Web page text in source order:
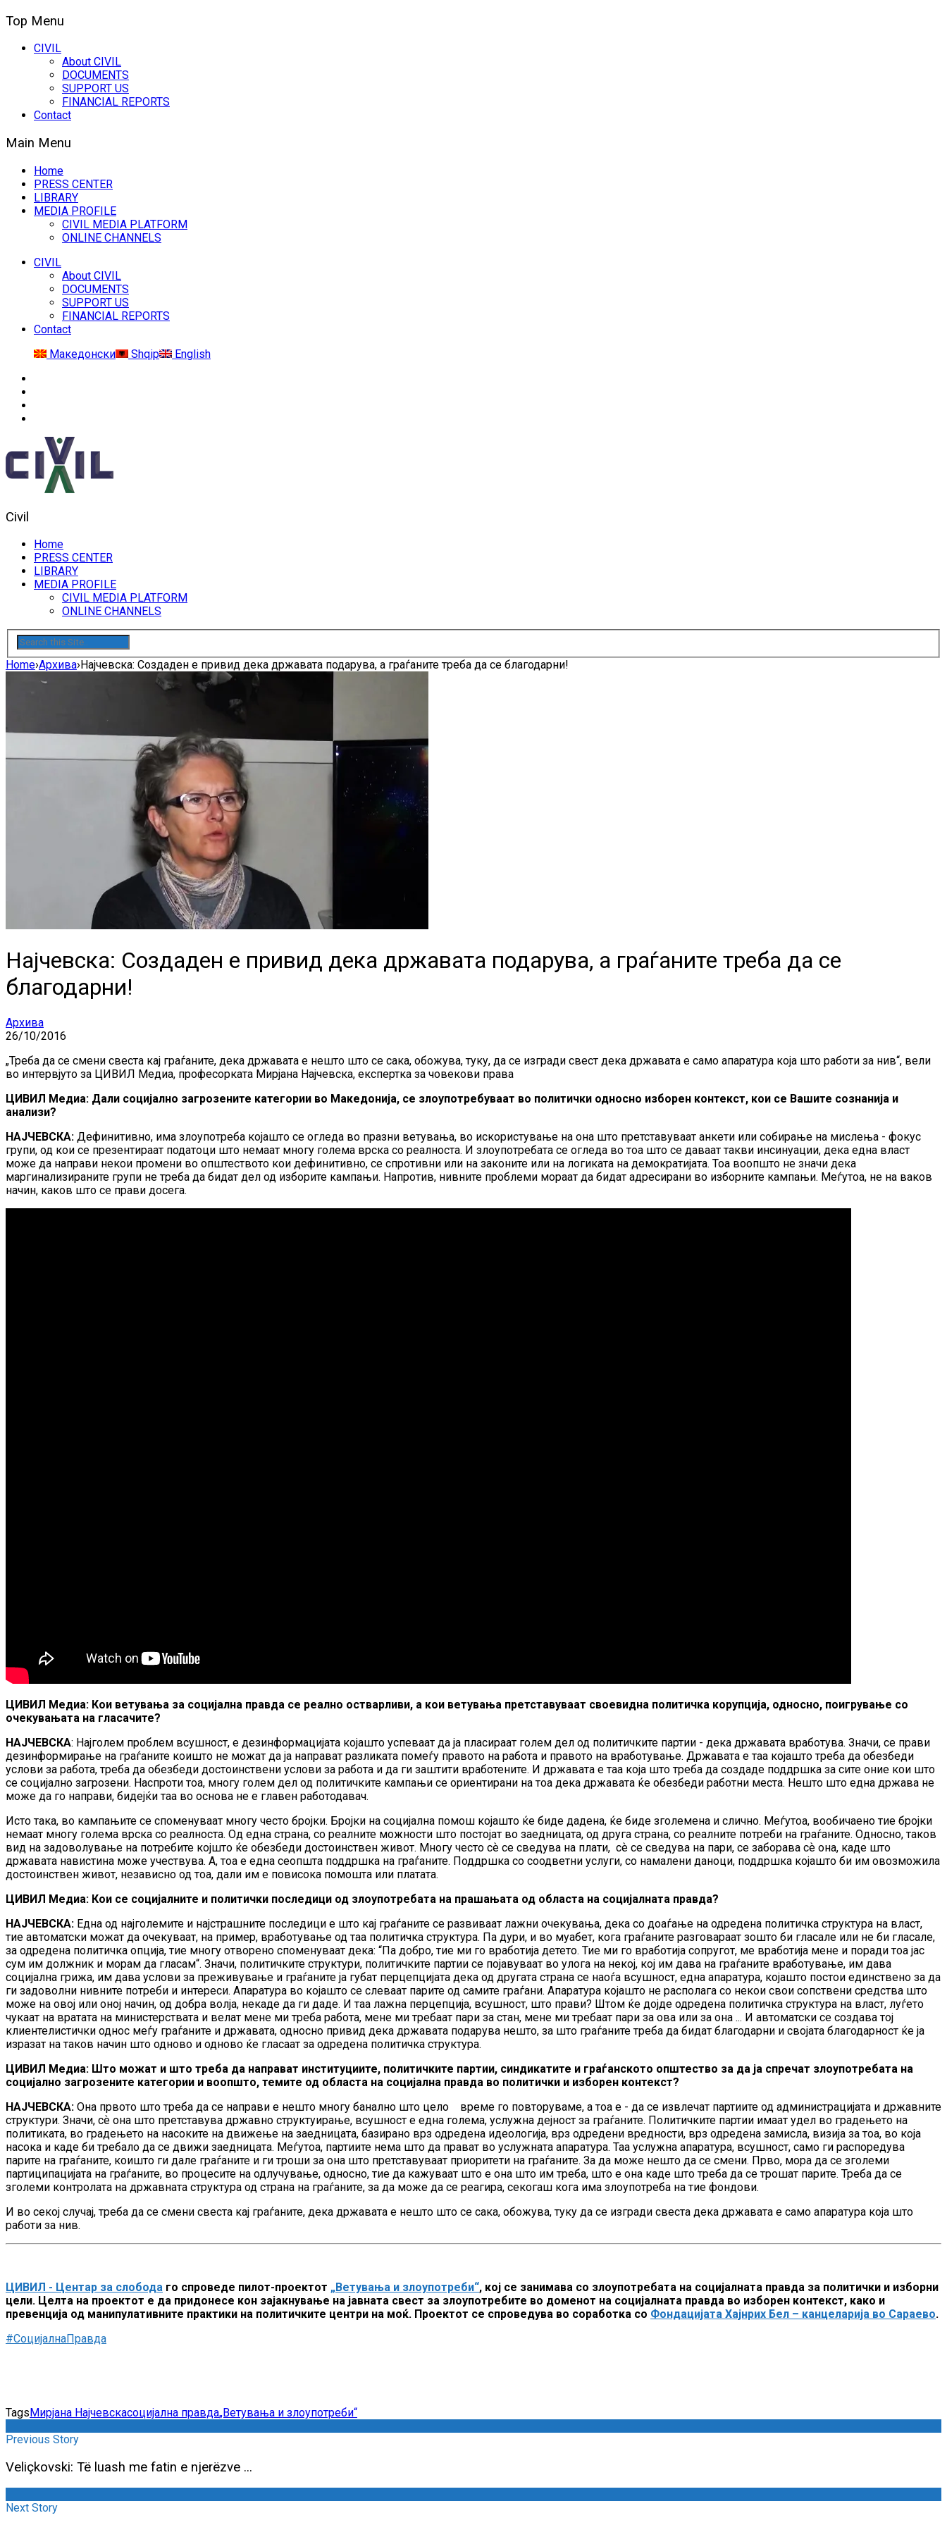
Top Menu
CIVIL
About CIVIL
DOCUMENTS
SUPPORT US
FINANCIAL REPORTS
Contact
Main Menu
Home
PRESS CENTER
LIBRARY
MEDIA PROFILE
CIVIL MEDIA PLATFORM
ONLINE CHANNELS
CIVIL
About CIVIL
DOCUMENTS
SUPPORT US
FINANCIAL REPORTS
Contact
Македонски
Shqip English
Civil
Home
PRESS CENTER
LIBRARY
MEDIA PROFILE
CIVIL MEDIA PLATFORM
ONLINE CHANNELS
Home›Архива›Најчевска: Создаден е привид дека државата подарува, а граѓаните треба да се благодарни!
Најчевска: Создаден е привид дека државата подарува, а граѓаните треба да се
благодарни!
Архива
26/10/2016
„Треба да се смени свеста кај граѓаните, дека државата е нешто што се сака, обожува, туку, да се изгради свест дека државата е само апаратура која што работи за нив“, вели
во интервјуто за ЦИВИЛ Медиа, професорката Мирјана Најчевска, експертка за човекови права
ЦИВИЛ Медиа: Дали социјално загрозените категории во Македонија, се злоупотребуваат во политички односно изборен контекст, кои се Вашите сознанија и
анализи?
НАЈЧЕВСКА: Дефинитивно, има злоупотреба којашто се огледа во празни ветувања, во искористување на она што претставуваат анкети или собирање на мислења - фокус
групи, од кои се презентираат податоци што немаат многу голема врска со реалноста. И злоупотребата се огледа во тоа што се даваат такви инсинуации, дека една власт
може да направи некои промени во општеството кои дефинитивно, се спротивни или на законите или на логиката на демократијата. Тоа воопшто не значи дека
маргинализираните групи не треба да бидат дел од изборите кампањи. Напротив, нивните проблеми мораат да бидат адресирани во изборните кампањи. Меѓутоа, не на ваков
начин, каков што се прави досега.
ЦИВИЛ Медиа: Кои ветувања за социјална правда се реално остварливи, а кои ветувања претставуваат своевидна политичка корупција, односно, поигрување со
очекувањата на гласачите?
НАЈЧЕВСКА: Најголем проблем всушност, е дезинформацијата којашто успеваат да ја пласираат голем дел од политичките партии - дека државата вработува. Значи, се прави
дезинформирање на граѓаните коишто не можат да ја направат разликата помеѓу правото на работа и правото на вработување. Државата е таа којашто треба да обезбеди
услови за работа, треба да обезбеди достоинствени услови за работа и да ги заштити вработените. И државата е таа која што треба да создаде поддршка за сите оние кои што
се социјално загрозени. Наспроти тоа, многу голем дел од политичките кампањи се ориентирани на тоа дека државата ќе обезбеди работни места. Нешто што една држава не
може да го направи, бидејќи таа во основа не е главен работодавач.
Исто така, во кампањите се споменуваат многу често бројки. Бројки на социјална помош којашто ќе биде дадена, ќе биде зголемена и слично. Меѓутоа, вообичаено тие бројки
немаат многу голема врска со реалноста. Од една страна, со реалните можности што постојат во заедницата, од друга страна, со реалните потреби на граѓаните. Односно, таков
вид на задоволување на потребите којшто ќе обезбеди достоинствен живот. Многу често сѐ се сведува на плати, сѐ се сведува на пари, се заборава сѐ она, каде што
државата навистина може учествува. А, тоа е една сеопшта поддршка на граѓаните. Поддршка со соодветни услуги, со намалени даноци, поддршка којашто би им овозможила
достоинствен живот, независно од тоа, дали им е повисока помошта или платата.
ЦИВИЛ Медиа: Кои се социјалните и политички последици од злоупотребата на прашањата од областа на социјалната правда?
НАЈЧЕВСКА: Една од најголемите и најстрашните последици е што кај граѓаните се развиваат лажни очекувања, дека со доаѓање на одредена политичка структура на власт,
тие автоматски можат да очекуваат, на пример, вработување од таа политичка структура. Па дури, и во муабет, кога граѓаните разговараат зошто би гласале или не би гласале,
за одредена политичка опција, тие многу отворено споменуваат дека: “Па добро, тие ми го вработија детето. Тие ми го вработија сопругот, ме вработија мене и поради тоа јас
сум им должник и морам да гласам“. Значи, политичките структури, политичките партии се појавуваат во улога на некој, кој им дава на граѓаните вработување, им дава
социјална грижа, им дава услови за преживување и граѓаните ја губат перцепцијата дека од другата страна се наоѓа всушност, една апаратура, којашто постои единствено за да
ги задоволни нивните потреби и интереси. Апаратура во којашто се слеваат парите од самите граѓани. Апаратура којашто не располага со некои свои сопствени средства што
може на овој или оној начин, од добра волја, некаде да ги даде. И таа лажна перцепција, всушност, што прави? Штом ќе дојде одредена политичка структура на власт, луѓето
чукаат на вратата на министерствата и велат мене ми треба работа, мене ми требаат пари за стан, мене ми требаат пари за ова или за она ... И автоматски се создава тој
клиентелистички однос меѓу граѓаните и државата, односно привид дека државата подарува нешто, за што граѓаните треба да бидат благодарни и својата благодарност ќе ја
изразат на таков начин што одново и одново ќе гласаат за одредена политичка структура.
ЦИВИЛ Медиа: Што можат и што треба да направат институциите, политичките партии, синдикатите и граѓанското општество за да ја спречат злоупотребата на
социјално загрозените категории и воопшто, темите од областа на социјална правда во политички и изборен контекст?
НАЈЧЕВСКА: Она првото што треба да се направи е нешто многу банално што цело време го повторуваме, а тоа е - да се извлечат партиите од администрацијата и државните
структури. Значи, сѐ она што претставува државно структуирање, всушност е една голема, услужна дејност за граѓаните. Политичките партии имаат удел во градењето на
политиката, во градењето на насоките на движење на заедницата, базирано врз одредена идеологија, врз одредени вредности, врз одредена замисла, визија за тоа, во која
насока и каде би требало да се движи заедницата. Меѓутоа, партиите нема што да прават во услужната апаратура. Таа услужна апаратура, всушност, само ги распоредува
парите на граѓаните, коишто ги дале граѓаните и ги троши за она што претставуваат приоритети на граѓаните. За да може нешто да се смени. Прво, мора да се зголеми
партиципацијата на граѓаните, во процесите на одлучување, односно, тие да кажуваат што е она што им треба, што е она каде што треба да се трошат парите. Треба да се
зголеми контролата на државната структура од страна на граѓаните, за да може да се реагира, секогаш кога има злоупотреба на тие фондови.
И во секој случај, треба да се смени свеста кај граѓаните, дека државата е нешто што се сака, обожува, туку да се изгради свеста дека државата е само апаратура која што
работи за нив.
ЦИВИЛ - Центар за слобода го спроведе пилот-проектот „Ветувања и злоупотреби“, кој се занимава со злоупотребата на социјалната правда за политички и изборни
цели. Целта на проектот е да придонесе кон зајакнување на јавната свест за злоупотребите во доменот на социјалната правда во изборен контекст, како и
превенција од манипулативните практики на политичките центри на моќ. Проектот се спроведува во соработка со Фондацијата Хајнрих Бел – канцеларија во Сараево.
#СоцијалнаПравда
TagsМирјана Најчевскасоцијална правда„Ветувања и злоупотреби“
Previous Story
Veliçkovski: Të luash me fatin e njerëzve ...
Next Story